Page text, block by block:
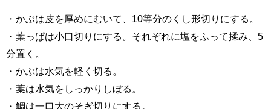
・かぶは皮を厚めにむいて、10等分のくし形切りにする。
・葉っぱは小口切りにする。それぞれに塩をふって揉み、5
分置く。
・かぶは水気を軽く切る。
・葉は水気をしっかりしぼる。
・鯛は一口大のそぎ切りにする。